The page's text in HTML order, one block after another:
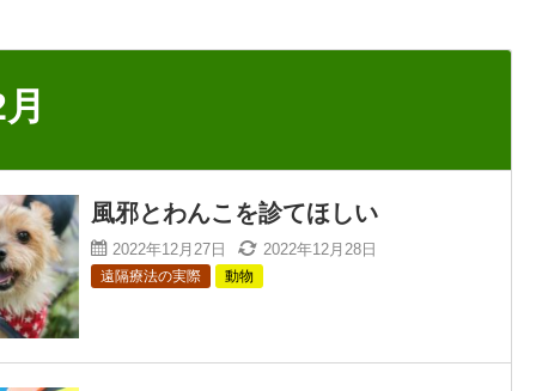
風邪とわんこを診てほしい
2022年12月27日 2022年12月28日
遠隔療法の実際 動物